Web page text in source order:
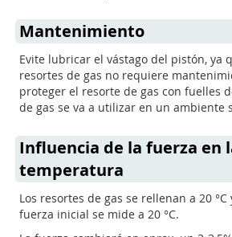
Mantenimiento
Evite lubricar el vástago del pistón, ya
resortes de gas no requiere
proteger el resorte de gas con fuelles
de gas se va a utilizar en un ambiente
Influencia de la fuerza en
temperatura
Los resortes de gas se rellenan a 20
fuerza inicial se mide a 20 °C.